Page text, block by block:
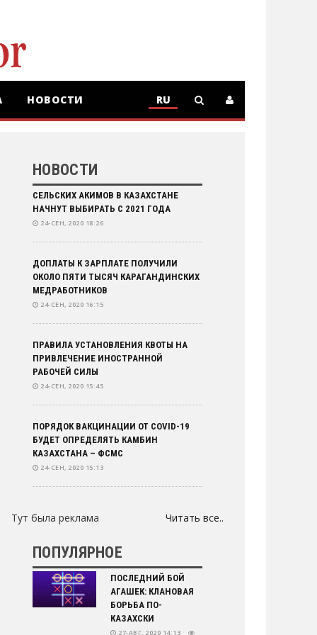
НОВОСТИ
RU
НОВОСТИ
СЕЛЬСКИХ АКИМОВ В КАЗАХСТАНЕ
НАЧНУТ ВЫБИРАТЬ С 2021 ГОДА
24-СЕН, 2020 18:26
ДОПЛАТЫ К ЗАРПЛАТЕ ПОЛУЧИЛИ
ОКОЛО ПЯТИ ТЫСЯЧ КАРАГАНДИНСКИХ
МЕДРАБОТНИКОВ
24-СЕН, 2020 16:15
ПРАВИЛА УСТАНОВЛЕНИЯ КВОТЫ НА
ПРИВЛЕЧЕНИЕ ИНОСТРАННОЙ
РАБОЧЕЙ СИЛЫ
24-СЕН, 2020 15:45
ПОРЯДОК ВАКЦИНАЦИИ ОТ COVID-19
БУДЕТ ОПРЕДЕЛЯТЬ КАМБИН
КАЗАХСТАНА – ФСМС
24-СЕН, 2020 15:13
КАЗНЬ
БЕЗРАБОТНЫМ МОГУТ УВЕЛИЧИТЬ
ВЫПЛАТЫ ПРИ ПОВТОРНОМ ВВЕДЕНИИ
КАРАНТИНА
Читать все..
Тут была реклама
ПОПУЛЯРНОЕ
ПОСЛЕДНИЙ БОЙ
АГАШЕК: КЛАНОВАЯ
БОРЬБА ПО-
КАЗАХСКИ
27-АВГ, 2020 14:13